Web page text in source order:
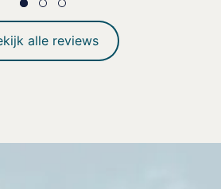
alle reviews